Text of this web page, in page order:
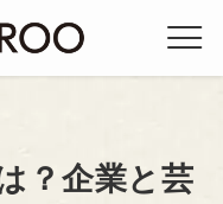
？企業と芸